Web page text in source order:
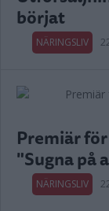
börjat
NÄRINGSLIV
Premiär
"Sugna
NÄRINGSLIV